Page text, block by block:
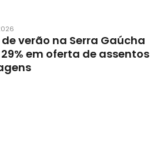
verão na Serra Gaúcha
em oferta de assentos